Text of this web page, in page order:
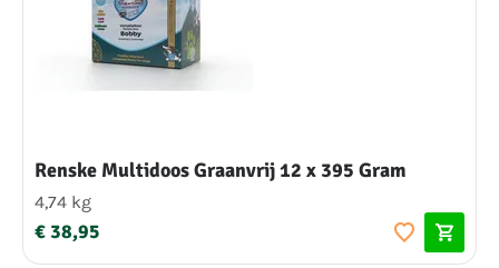
Renske Multidoos Graanvrij 12 x 395 Gram
4,74 kg
€ 38,95